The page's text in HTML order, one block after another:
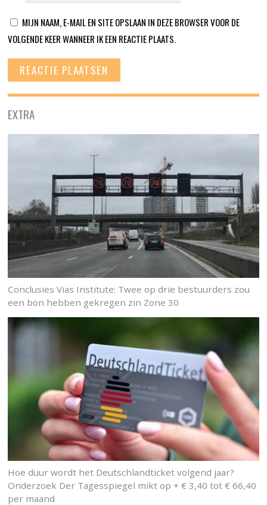
MIJN NAAM, E-MAIL EN SITE OPSLAAN IN DEZE BROWSER VOOR DE
VOLGENDE KEER WANNEER IK EEN REACTIE PLAATS.
EXTRA
Conclusies Vias Institute: Twee op drie bestuurders zou
een bon hebben gekregen zin Zone 30
Hoe duur wordt het Deutschlandticket volgend jaar?
Onderzoek Der Tagesspiegel mikt op + € 3,40 tot € 66,40
per maand